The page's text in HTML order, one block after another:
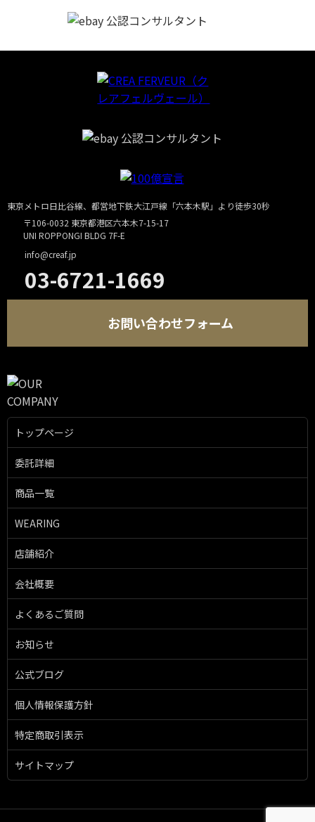
東京メトロ日比谷線、都営地下鉄大江戸線「六本木駅」より徒歩30秒
〒106-0032 東京都港区六本木7-15-17
UNI ROPPONGI BLDG 7F-E
info@creaf.jp
03-6721-1669
お問い合わせフォーム
トップページ
委託詳細
商品一覧
WEARING
店舗紹介
会社概要
よくあるご質問
お知らせ
公式ブログ
個人情報保護方針
特定商取引表示
サイトマップ